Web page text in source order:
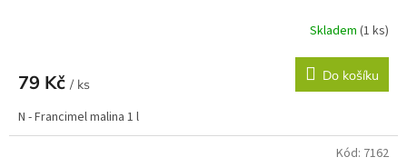
Skladem (1 ks)
79 Kč / ks
Do košíku
N - Francimel malina 1 l
Kód: 7162